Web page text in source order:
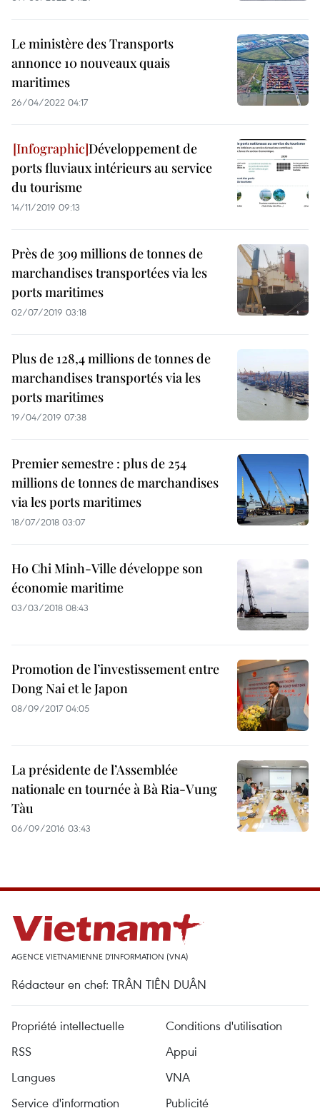
Le ministère des Transports
annonce 10 nouveaux quais
maritimes
26/04/2022 04:17
Développement de
ports fluviaux intérieurs au service
du tourisme
14/11/2019 09:13
Près de 309 millions de tonnes de
marchandises transportées via les
ports maritimes
02/07/2019 03:18
Plus de 128,4 millions de tonnes de
marchandises transportés via les
ports maritimes
19/04/2019 07:38
Premier semestre : plus de 254
millions de tonnes de marchandises
via les ports maritimes
18/07/2018 03:07
Ho Chi Minh-Ville développe son
économie maritime
03/03/2018 08:43
Promotion de l’investissement entre
Dong Nai et le Japon
08/09/2017 04:05
La présidente de l’Assemblée
nationale en tournée à Bà Ria-Vung
Tàu
06/09/2016 03:43
AGENCE VIETNAMIENNE D'INFORMATION (VNA)
Rédacteur en chef: TRÂN TIÊN DUÂN
Propriété intellectuelle
Conditions d'utilisation
RSS
Appui
Langues
VNA
Service d'information
Publicité